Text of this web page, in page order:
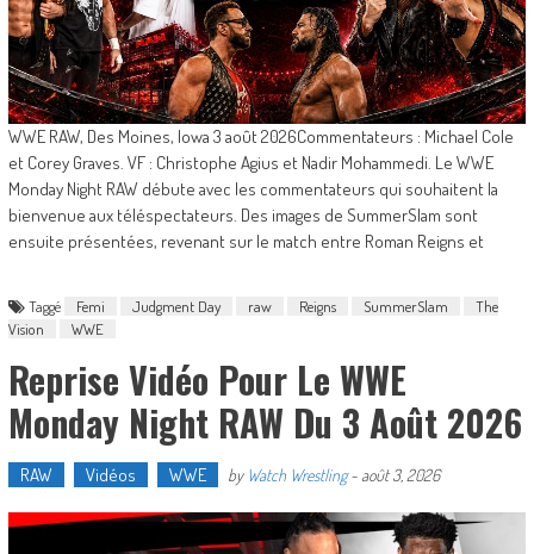
WWE RAW, Des Moines, Iowa 3 août 2026Commentateurs : Michael Cole
et Corey Graves. VF : Christophe Agius et Nadir Mohammedi. Le WWE
Monday Night RAW débute avec les commentateurs qui souhaitent la
bienvenue aux téléspectateurs. Des images de SummerSlam sont
ensuite présentées, revenant sur le match entre Roman Reigns et
Taggé Femi Judgment Day raw Reigns SummerSlam
The
Vision
WWE
Reprise Vidéo Pour Le WWE
Monday Night RAW Du 3 Août 2026
RAW Vidéos WWE by Watch Wrestling- août 3, 2026